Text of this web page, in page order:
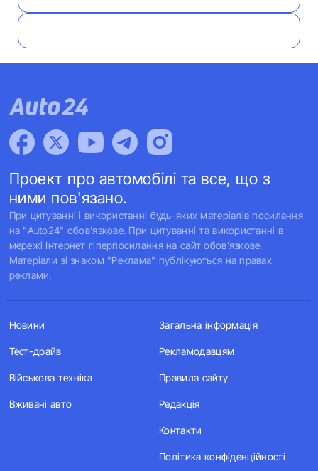
Проект про автомобілі та все, що з
ними пов'язано.
При цитуванні і використанні будь-яких матеріалів посилання
на "Auto24" обов'язкове. При цитуванні та використанні в
мережі Інтернет гіперпосилання на сайт обов'язкове.
Матеріали зі знаком "Реклама" публікуються на правах
реклами.
Новини
Тест-драйв
Військова техніка
Вживані авто
Загальна інформація
Рекламодавцям
Правила сайту
Редакція
Контакти
Політика конфіденційності